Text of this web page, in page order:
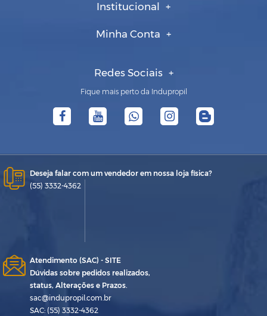
Institucional
Minha Conta
Redes Sociais
Fique mais perto da Indupropil
Deseja falar com um vendedor em nossa loja física?
(55) 3332-4362
Atendimento (SAC) - SITE
Dúvidas sobre pedidos realizados,
status, Alterações e Prazos.
sac@indupropil.com.br
SAC: (55) 3332-4362